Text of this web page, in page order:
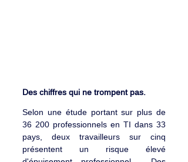
Des chiffres qui ne trompent pas.
Selon une étude portant sur plus de
36 200 professionnels en TI dans 33
pays, deux travailleurs sur cinq
présentent un risque élevé